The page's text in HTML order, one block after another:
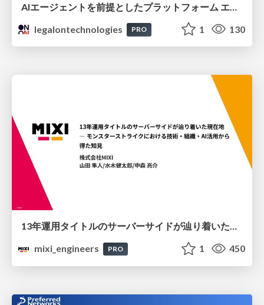
legalontechnologies
PRO 1 130
13年運用タイトルのサーバーサイドが辿り着いた現在地 ― モンスターストライクにおける技術・組織・AI活用から得た知見
mixi_engineers
PRO 1 450